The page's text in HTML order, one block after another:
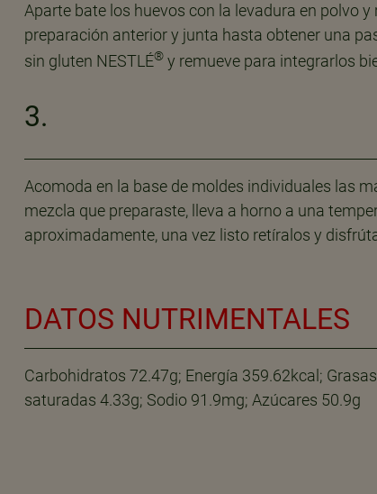
Aparte bate los huevos con la levadura en polvo
preparación anterior y junta hasta obtener una
sin gluten NESTLÉ® y remueve para integrarlos
3.
Acomoda en la base de moldes individuales las
mezcla que preparaste, lleva a horno a una
aproximadamente, una vez listo retíralos y
DATOS NUTRIMENTALES
Carbohidratos 72.47g; Energía 359.62kcal;
saturadas 4.33g; Sodio 91.9mg; Azúcares 50.9g